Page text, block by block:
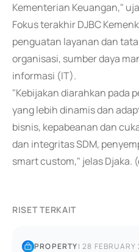
Kementerian Keuangan,"
Fokus terakhir DJBC
penguatan layanan dan
organisasi, sumber daya
informasi (IT).
"Kebijakan diarahkan pada
yang lebih dinamis dan
bisnis, kepabeanan dan
dan integritas SDM,
smart custom," jelas Djaka.
RISET TERKAIT
PROPERTY|28